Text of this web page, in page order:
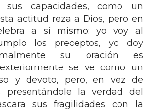
sus capacidades, como un
actitud reza a Dios, pero en
a sí mismo: yo voy al
los preceptos, yo doy
su oración es
se ve como un
y devoto, pero, en vez de
presentándole la verdad del
sus fragilidades con la